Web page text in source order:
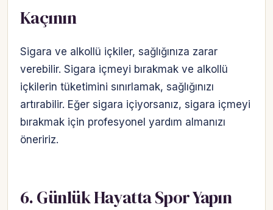
Kaçının
Sigara ve alkollü içkiler, sağlığınıza zarar
verebilir. Sigara içmeyi bırakmak ve alkollü
içkilerin tüketimini sınırlamak, sağlığınızı
artırabilir. Eğer sigara içiyorsanız, sigara içmeyi
bırakmak için profesyonel yardım almanızı
öneririz.
6. Günlük Hayatta Spor Yapın